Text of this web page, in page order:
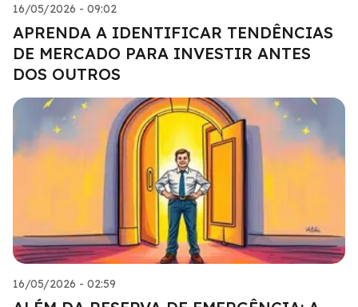
16/05/2026 - 09:02
APRENDA A IDENTIFICAR TENDÊNCIAS
DE MERCADO PARA INVESTIR ANTES
DOS OUTROS
16/05/2026 - 02:59